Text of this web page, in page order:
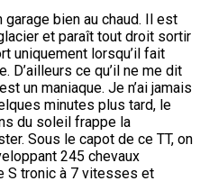
bien au chaud. Il est
et paraît tout droit sortir
uniquement lorsqu’il fait
D’ailleurs ce qu’il ne me dit
un maniaque. Je n’ai jamais
minutes plus tard, le
du soleil frappe la
Sous le capot de ce TT, on
245 chevaux
S tronic à 7 vitesses et